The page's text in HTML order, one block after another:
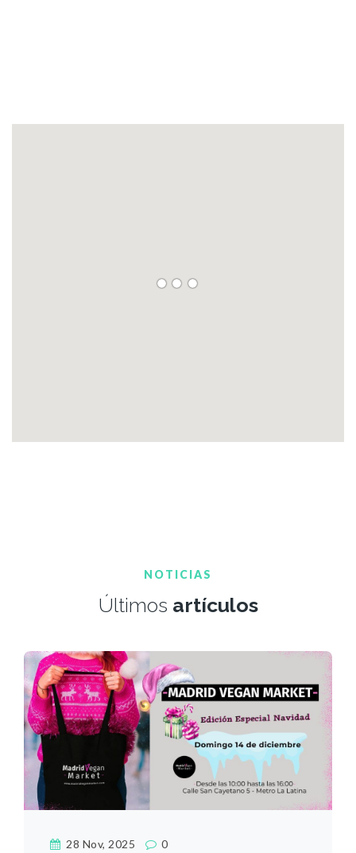
NOTICIAS
Últimos artículos
28 Nov, 2025 0